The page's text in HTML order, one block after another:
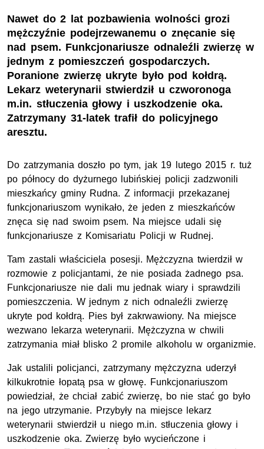
Nawet do 2 lat pozbawienia wolności grozi
mężczyźnie podejrzewanemu o znęcanie się
nad psem. Funkcjonariusze odnaleźli zwierzę w
jednym z pomieszczeń gospodarczych.
Poranione zwierzę ukryte było pod kołdrą.
Lekarz weterynarii stwierdził u czworonoga
m.in. stłuczenia głowy i uszkodzenie oka.
Zatrzymany 31-latek trafił do policyjnego
aresztu.
Do zatrzymania doszło po tym, jak 19 lutego 2015 r. tuż
po północy do dyżurnego lubińskiej policji zadzwonili
mieszkańcy gminy Rudna. Z informacji przekazanej
funkcjonariuszom wynikało, że jeden z mieszkańców
znęca się nad swoim psem. Na miejsce udali się
funkcjonariusze z Komisariatu Policji w Rudnej.
Tam zastali właściciela posesji. Mężczyzna twierdził w
rozmowie z policjantami, że nie posiada żadnego psa.
Funkcjonariusze nie dali mu jednak wiary i sprawdzili
pomieszczenia. W jednym z nich odnaleźli zwierzę
ukryte pod kołdrą. Pies był zakrwawiony. Na miejsce
wezwano lekarza weterynarii. Mężczyzna w chwili
zatrzymania miał blisko 2 promile alkoholu w organizmie.
Jak ustalili policjanci, zatrzymany mężczyzna uderzył
kilkukrotnie łopatą psa w głowę. Funkcjonariuszom
powiedział, że chciał zabić zwierzę, bo nie stać go było
na jego utrzymanie. Przybyły na miejsce lekarz
weterynarii stwierdził u niego m.in. stłuczenia głowy i
uszkodzenie oka. Zwierzę było wycieńczone i